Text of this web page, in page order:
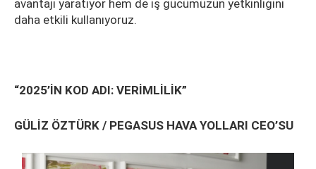
avantajı yaratıyor hem de iş gücümüzün yetkinliğini
daha etkili kullanıyoruz.
“2025’İN KOD ADI: VERİMLİLİK”
GÜLİZ ÖZTÜRK / PEGASUS HAVA YOLLARI CEO’SU